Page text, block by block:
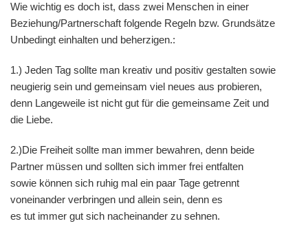
Wie wichtig es doch ist, dass zwei Menschen in einer
Beziehung/Partnerschaft folgende Regeln bzw. Grundsätze
Unbedingt einhalten und beherzigen.:
1.) Jeden Tag sollte man kreativ und positiv gestalten sowie
neugierig sein und gemeinsam viel neues aus probieren,
denn Langeweile ist nicht gut für die gemeinsame Zeit und
die Liebe.
2.)Die Freiheit sollte man immer bewahren, denn beide
Partner müssen und sollten sich immer frei entfalten
sowie können sich ruhig mal ein paar Tage getrennt
voneinander verbringen und allein sein, denn es
es tut immer gut sich nacheinander zu sehnen.